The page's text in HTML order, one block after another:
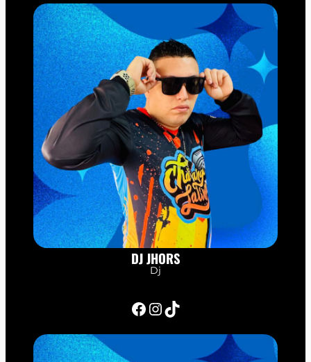
DJ JHORS
Dj
Facebook InstagramTikTok